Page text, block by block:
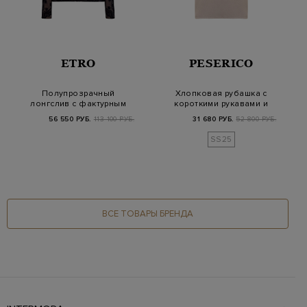
ETRO
Полупрозрачный
лонгслив с фактурным
56 550 РУБ. 113 100 РУБ.
PESERICO
Хлопковая рубашка с
короткими рукавами и
31 680 РУБ. 52 800 РУБ.
SS25
ВСЕ ТОВАРЫ БРЕНДА